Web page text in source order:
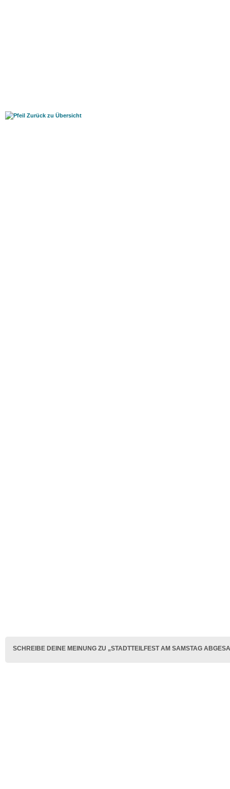
Zurück zu Übersicht
SCHREIBE DEINE MEINUNG ZU „STADTTEILFEST AM SAMSTAG